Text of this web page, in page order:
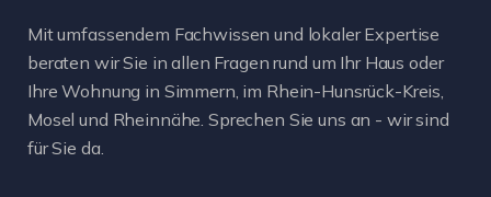
Mit umfassendem Fachwissen und lokaler Expertise
beraten wir Sie in allen Fragen rund um Ihr Haus oder
Ihre Wohnung in Simmern, im Rhein-Hunsrück-Kreis,
Mosel und Rheinnähe. Sprechen Sie uns an - wir sind
für Sie da.